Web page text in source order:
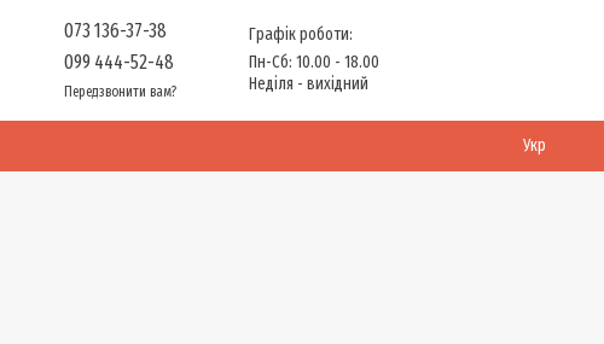
073 136-37-38
099 444-52-48
Передзвонити вам?
Графік роботи:
Пн-Сб: 10.00 - 18.00
Неділя - вихідний
Укр